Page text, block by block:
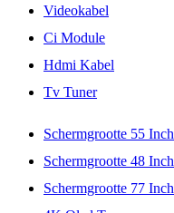
Videokabel
Ci Module
Hdmi Kabel
Tv Tuner
Schermgrootte 55 Inch
Schermgrootte 48 Inch
Schermgrootte 77 Inch